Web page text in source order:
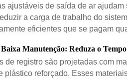
ajustáveis de saída de ar
a carga de trabalho do
eficientes que se pagam
Manutenção: Reduza o
de registro são projetadas com
plástico reforçado. Esses